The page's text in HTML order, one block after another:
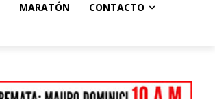
MARATÓN CONTACTO